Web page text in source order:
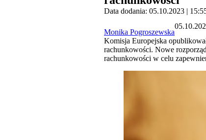
Data dodania: 05.10.2023 |
Monika Pogroszewska
Komisja Europejska
rachunkowości. Nowe
rachunkowości w celu